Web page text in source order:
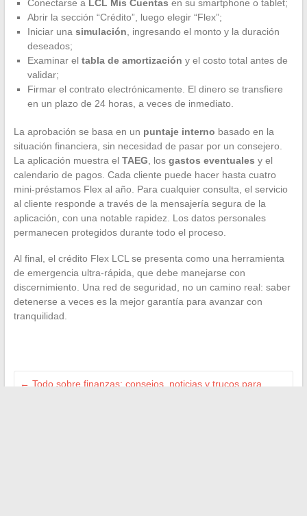
Conectarse a LCL Mis Cuentas en su smartphone o tablet;
Abrir la sección “Crédito”, luego elegir “Flex”;
Iniciar una simulación , ingresando el monto y la duración
deseados;
Examinar el tabla de amortización y el costo total antes de
validar;
Firmar el contrato electrónicamente. El dinero se transfiere
en un plazo de 24 horas, a veces de inmediato.
La aprobación se basa en un puntaje interno basado en la
situación financiera, sin necesidad de pasar por un consejero.
La aplicación muestra el TAEG , los gastos eventuales y el
calendario de pagos. Cada cliente puede hacer hasta cuatro
mini-préstamos Flex al año. Para cualquier consulta, el servicio
al cliente responde a través de la mensajería segura de la
aplicación, con una notable rapidez. Los datos personales
permanecen protegidos durante todo el proceso.
Al final, el crédito Flex LCL se presenta como una herramienta
de emergencia ultra-rápida, que debe manejarse con
discernimiento. Una red de seguridad, no un camino real: saber
detenerse a veces es la mejor garantía para avanzar con
tranquilidad.
← Todo sobre finanzas: consejos, noticias y trucos para